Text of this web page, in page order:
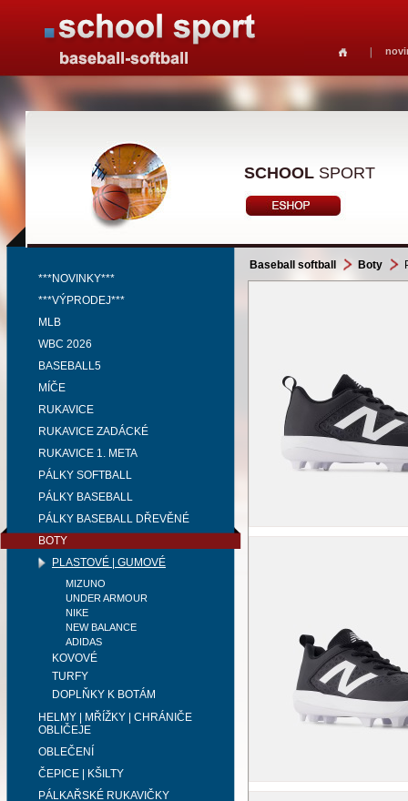
SCHOOL SPORT
***NOVINKY***
***VÝPRODEJ***
MLB
WBC 2026
BASEBALL5
MÍČE
RUKAVICE
RUKAVICE ZADÁCKÉ
RUKAVICE 1. META
PÁLKY SOFTBALL
PÁLKY BASEBALL
PÁLKY BASEBALL DŘEVĚNÉ
BOTY
PLASTOVÉ | GUMOVÉ
MIZUNO
UNDER ARMOUR
NIKE
NEW BALANCE
ADIDAS
KOVOVÉ
TURFY
DOPLŇKY K BOTÁM
HELMY | MŘÍŽKY | CHRÁNIČE
OBLIČEJE
OBLEČENÍ
ČEPICE | KŠILTY
PÁLKAŘSKÉ RUKAVIČKY
Baseball softball Boty